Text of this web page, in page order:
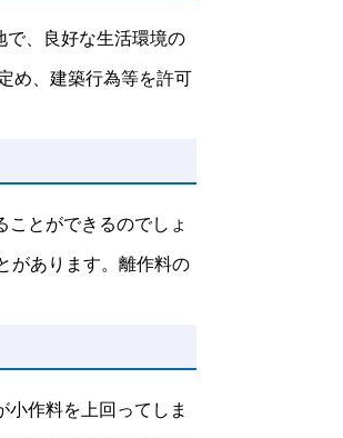
、良好な生活環境の
め、建築行為等を許可
とができるのでしょ
があります。離作料の
作料を上回ってしま